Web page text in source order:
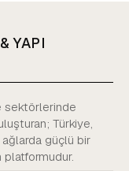
YAPI
sektörlerinde
Türkiye,
güçlü bir
platformudur.